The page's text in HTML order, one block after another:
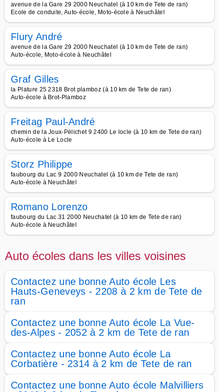
avenue de la Gare 29 2000 Neuchatel (à 10 km de Tete de ran)
Ecole de conduite, Auto-école, Moto-école à Neuchâtel
Flury André
avenue de la Gare 29 2000 Neuchatel (à 10 km de Tete de ran)
Auto-école, Moto-école à Neuchâtel
Graf Gilles
la Plature 25 2318 Brot plamboz (à 10 km de Tete de ran)
Auto-école à Brot-Plamboz
Freitag Paul-André
chemin de la Joux-Pélichet 9 2400 Le locle (à 10 km de Tete de ran)
Auto-école à Le Locle
Storz Philippe
faubourg du Lac 9 2000 Neuchatel (à 10 km de Tete de ran)
Auto-école à Neuchâtel
Romano Lorenzo
faubourg du Lac 31 2000 Neuchatel (à 10 km de Tete de ran)
Auto-école à Neuchâtel
Auto écoles dans les villes voisines
Contactez une bonne Auto école Les
Hauts-Geneveys - 2208 à 2 km de Tete de
ran
Contactez une bonne Auto école La Vue-
des-Alpes - 2052 à 2 km de Tete de ran
Contactez une bonne Auto école La
Corbatière - 2314 à 2 km de Tete de ran
Contactez une bonne Auto école Malvilliers